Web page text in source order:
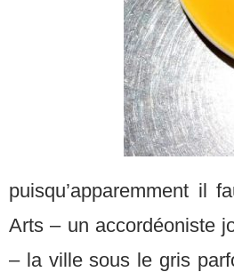
puisqu’apparemment il
Arts – un accordéoniste
– la ville sous le gris